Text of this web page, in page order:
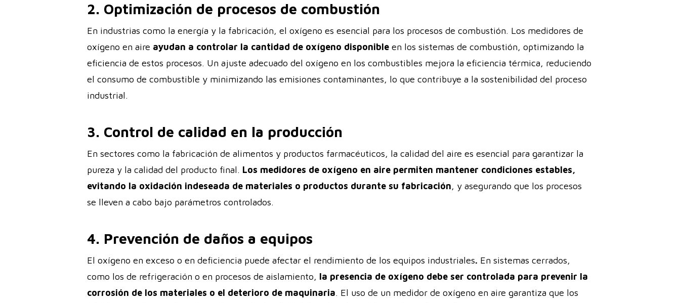
2. Optimización de procesos de combustión
En industrias como la energía y la fabricación, el oxígeno es esencial para los procesos de combustión. Los medidores de
oxígeno en aire ayudan a controlar la cantidad de oxígeno disponible en los sistemas de combustión, optimizando la
eficiencia de estos procesos. Un ajuste adecuado del oxígeno en los combustibles mejora la eficiencia térmica, reduciendo
el consumo de combustible y minimizando las emisiones contaminantes, lo que contribuye a la sostenibilidad del proceso
industrial.
3. Control de calidad en la producción
En sectores como la fabricación de alimentos y productos farmacéuticos, la calidad del aire es esencial para garantizar la
pureza y la calidad del producto final. Los medidores de oxígeno en aire permiten mantener condiciones estables,
evitando la oxidación indeseada de materiales o productos durante su fabricación, y asegurando que los procesos
se lleven a cabo bajo parámetros controlados.
4. Prevención de daños a equipos
El oxígeno en exceso o en deficiencia puede afectar el rendimiento de los equipos industriales. En sistemas cerrados,
como los de refrigeración o en procesos de aislamiento, la presencia de oxígeno debe ser controlada para prevenir la
corrosión de los materiales o el deterioro de maquinaria. El uso de un medidor de oxígeno en aire garantiza que los